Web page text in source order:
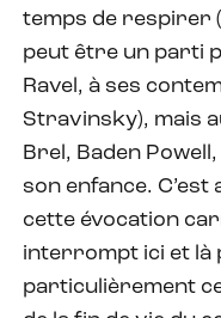
temps de respirer
peut être un parti
Ravel, à ses
Stravinsky), mais
Brel, Baden
son enfance.
cette évocation
interrompt ici et là
particulièrement